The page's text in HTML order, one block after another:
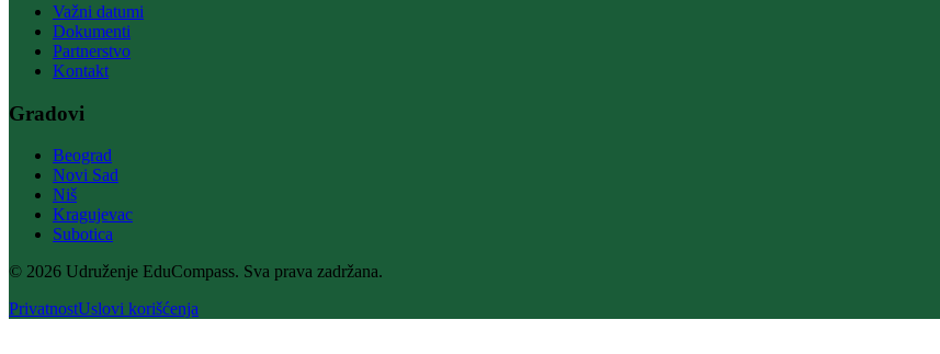
Važni datumi
Dokumenti
Partnerstvo
Kontakt
Gradovi
Beograd
Novi Sad
Niš
Kragujevac
Subotica
© 2026 Udruženje EduCompass. Sva prava zadržana.
PrivatnostUslovi korišćenja